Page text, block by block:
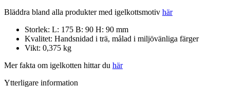
Bläddra bland alla produkter med igelkottsmotiv här
Storlek: L: 175 B: 90 H: 90 mm
Kvalitet: Handsnidad i trä, målad i miljövänliga färger
Vikt: 0,375 kg
Mer fakta om igelkotten hittar du här
Ytterligare information